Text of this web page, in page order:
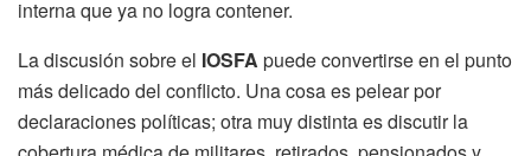
interna que ya no logra contener.
La discusión sobre el IOSFA puede convertirse en el punto
más delicado del conflicto. Una cosa es pelear por
declaraciones políticas; otra muy distinta es discutir la